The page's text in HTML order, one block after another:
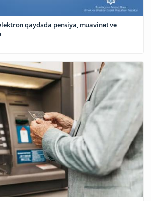
qaydada pensiya, müavinət və